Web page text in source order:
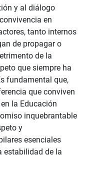
y al diálogo
en
tanto internos
de propagar o
de la
que siempre ha
fundamental que,
que conviven
la Educación
inquebrantable
y
esenciales
estabilidad de la